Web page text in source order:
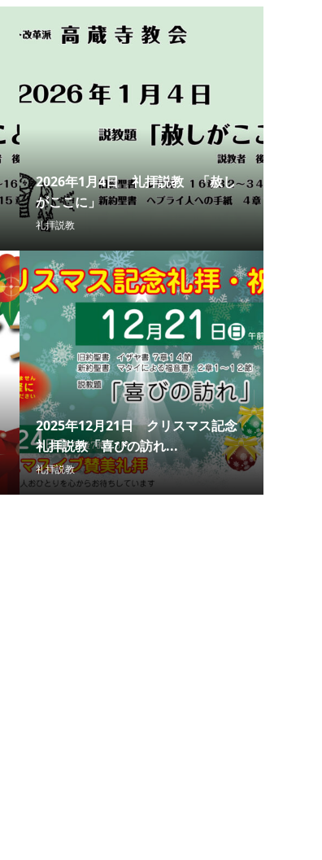
2026年1月4日 礼拝説教 「赦し
がここに」
礼拝説教
2025年12月21日 クリスマス記念
礼拝説教「喜びの訪れ...
礼拝説教